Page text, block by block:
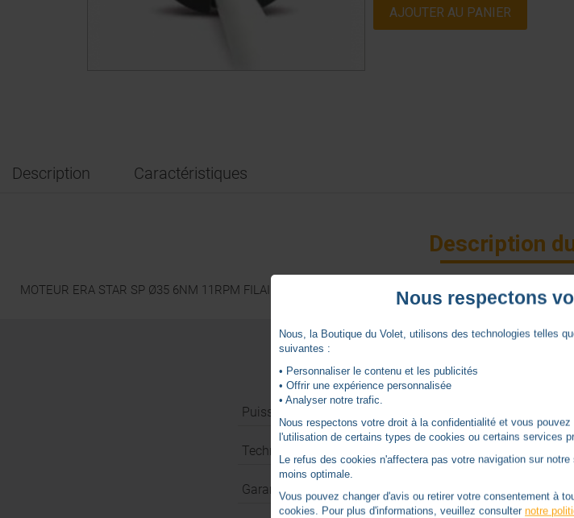
AJOUTER AU PANIER
Description Caractéristiques
Description
MOTEUR ERA STAR SP Ø35 6NM 11RPM FILAIRE
Puissance
Technologie
Garantie 5 ans
Nous respectons
Nous, la Boutique du Volet, utilisons des technologies telles
suivantes :
• Personnaliser le contenu et les publicités
• Offrir une expérience personnalisée
• Analyser notre trafic.
Nous respectons votre droit à la confidentialité et vous
l'utilisation de certains types de cookies ou certains services
Le refus des cookies n'affectera pas votre navigation sur
moins optimale.
Vous pouvez changer d'avis ou retirer votre consentement à
cookies. Pour plus d'informations, veuillez consulternotre